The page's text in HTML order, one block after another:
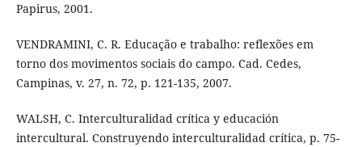
Papirus, 2001.
VENDRAMINI, C. R. Educação e trabalho: reflexões em
torno dos movimentos sociais do campo. Cad. Cedes,
Campinas, v. 27, n. 72, p. 121-135, 2007.
WALSH, C. Interculturalidad crítica y educación
intercultural. Construyendo interculturalidad crítica, p. 75-